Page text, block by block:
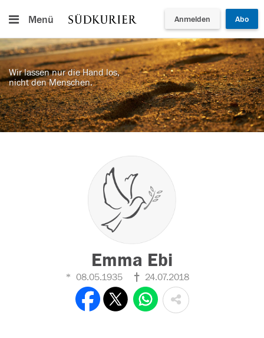
Menü Anmelden Abo
Wir lassen nur die Hand los,
nicht den Menschen.
Emma Ebi
08.05.1935 24.07.2018